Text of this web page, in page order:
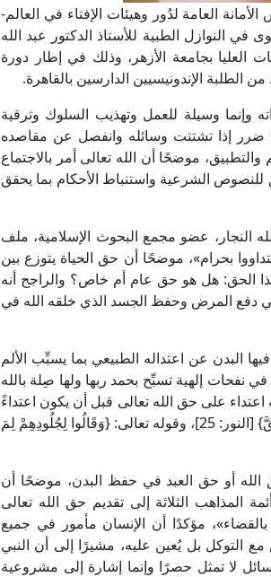
العامة لدُور وهيئات الإفتاء في العالم-
علمية بعنوان الفتوى في النوازل الطبية للأستاذ الدكتور عبد الله
العليا بجامعة الأزهر، وذلك في إطار دورة
الإندونيسيين الدارسين بالقاهرة.
وإنما وسيلة للعمل وتهذيب السلوك وترقية
ضرر إذا تشتتت وسائله وانفصل عن مقاصده
موضحًا أن الله تعالى أمر بالاجتماع
للنصوص الشرعية واستنباط الأحكام بما يحقق
النجار، عضو مجمع البحوث الإسلامية، ملف
بحرام»، موضحًا أن حق الحياة يتوزع بين
الحق: هل هو حق عام أم خاص؟ والراجح أنه
دفع المرض وحفظ الجسد الذي خلقه الله في
البدن عن اعتداله الطبيعي بما يسبِّب الألم
نفحات إلهية تسبِّح بحمد ربها ولها صِلة بالله
اعتداء على حق الله تعالى قبل أن يكون اعتداءً
على حق النفس، مستشهدًا بقوله تعالى: {يَوْمَئِذٍ يُوَفِّيهِمُ اللَّهُ دِينَهُمُ الْحَقَّ} [النور: 25]، وقوله تعالى: {وَقَالُوا لِجُلُودِهِمْ لِمَ
أو حق العبد في حفظ البدن، موضحًا أن
المذاهب الثلاثة إلى تقديم حق الله تعالى
مؤكدًا أن الإنسان مأمور في جميع
التوكل بل يُعين عليه، مشيرًا إلى أن النبي
لا تمثل حصرًا وإنما إشارة إلى مشروعية